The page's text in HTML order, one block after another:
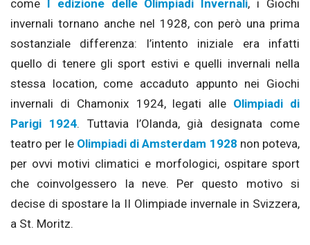
come I edizione delle Olimpiadi Invernali, i Giochi
invernali tornano anche nel 1928, con però una prima
sostanziale differenza: l’intento iniziale era infatti
quello di tenere gli sport estivi e quelli invernali nella
stessa location, come accaduto appunto nei Giochi
invernali di Chamonix 1924, legati alle Olimpiadi di
Parigi 1924. Tuttavia l’Olanda, già designata come
teatro per le Olimpiadi di Amsterdam 1928 non poteva,
per ovvi motivi climatici e morfologici, ospitare sport
che coinvolgessero la neve. Per questo motivo si
decise di spostare la II Olimpiade invernale in Svizzera,
a St. Moritz.